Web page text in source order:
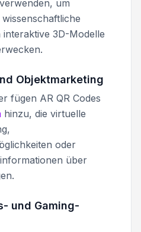
um
3D-Modelle
Objektmarketing
fügen AR QR Codes
hinzu, die virtuelle
oder
über
und Gaming-